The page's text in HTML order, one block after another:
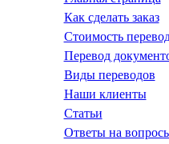
Как сделать заказ
Стоимость
Пepeвoд
Виды переводов
Наши клиенты
Статьи
Ответы на